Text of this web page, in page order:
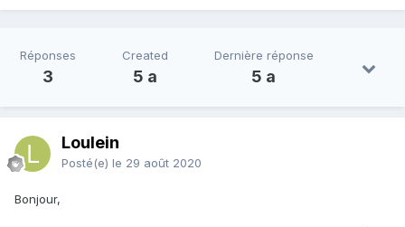
Réponses
3
Created
5 a
Dernière réponse
5 a
Loulein
Posté(e) le 29 août 2020
Bonjour,